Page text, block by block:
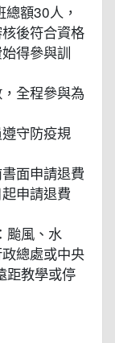
額30人，
後符合資格
得參與訓
全程參與為
守防疫規
面申請退費
申請退費
颱風、水
總處或中央
距教學或停